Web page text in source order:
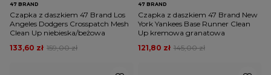
47 BRAND
Czapka z daszkiem 47 Brand Los
Angeles Dodgers Crosspatch Mesh
Clean Up niebieska/beżowa
159,00 zł
133,60 zł
47 BRAND
Czapka z daszkiem 47 Brand New
York Yankees Base Runner Clean
Up kremowa granatowa
145,00 zł
121,80 zł